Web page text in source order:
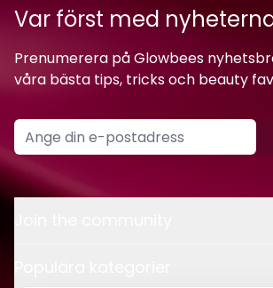
Var först med
Prenumerera på Glowbees
våra bästa tips, tricks och beauty